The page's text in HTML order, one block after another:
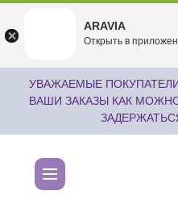
undefined
УВАЖАЕМЫЕ
ВАШИ ЗАКАЗЫ КАК
ARAVIA
Открыть в